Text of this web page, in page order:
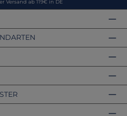
Versand ab 119€ in DE